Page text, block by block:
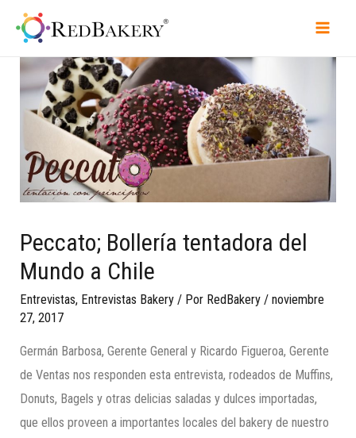
Peccato; Bollería tentadora del
Mundo a Chile
Entrevistas, Entrevistas Bakery / Por RedBakery /noviembre
27, 2017
Germán Barbosa, Gerente General y Ricardo Figueroa, Gerente
de Ventas nos responden esta entrevista, rodeados de Muffins,
Donuts, Bagels y otras delicias saladas y dulces importadas,
que ellos proveen a importantes locales del bakery de nuestro